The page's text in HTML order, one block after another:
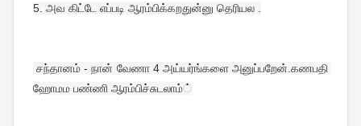
5. அவ கிட்டே எப்படி ஆரம்பிக்கறதுன்னு தெரியல .
சந்தானம் - நான் வேணா 4 அய்யர்ங்களை அனுப்பறேன்.கணபதி
ஹோமம பண்ணி ஆரம்பிச்சுடலாம்்